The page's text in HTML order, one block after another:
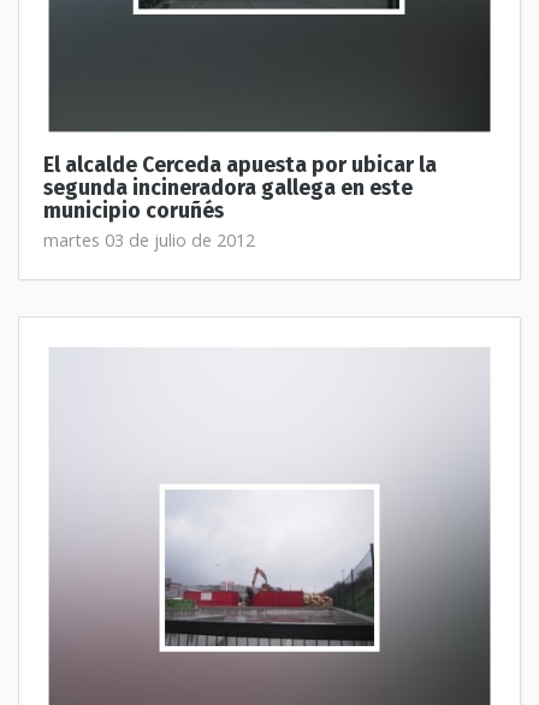
El alcalde Cerceda apuesta por ubicar la
segunda incineradora gallega en este
municipio coruñés
martes 03 de julio de 2012